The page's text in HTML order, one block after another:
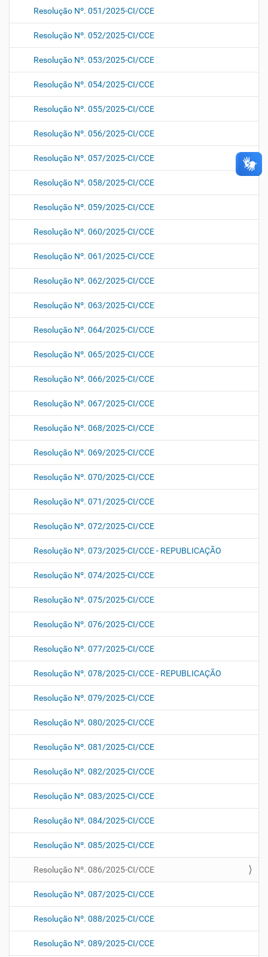
Resolução Nº. 051/2025-CI/CCE
Resolução Nº. 052/2025-CI/CCE
Resolução Nº. 053/2025-CI/CCE
Resolução Nº. 054/2025-CI/CCE
Resolução Nº. 055/2025-CI/CCE
Resolução Nº. 056/2025-CI/CCE
Resolução Nº. 057/2025-CI/CCE
Resolução Nº. 058/2025-CI/CCE
Resolução Nº. 059/2025-CI/CCE
Resolução Nº. 060/2025-CI/CCE
Resolução Nº. 061/2025-CI/CCE
Resolução Nº. 062/2025-CI/CCE
Resolução Nº. 063/2025-CI/CCE
Resolução Nº. 064/2025-CI/CCE
Resolução Nº. 065/2025-CI/CCE
Resolução Nº. 066/2025-CI/CCE
Resolução Nº. 067/2025-CI/CCE
Resolução Nº. 068/2025-CI/CCE
Resolução Nº. 069/2025-CI/CCE
Resolução Nº. 070/2025-CI/CCE
Resolução Nº. 071/2025-CI/CCE
Resolução Nº. 072/2025-CI/CCE
Resolução Nº. 073/2025-CI/CCE - REPUBLICAÇÃO
Resolução Nº. 074/2025-CI/CCE
Resolução Nº. 075/2025-CI/CCE
Resolução Nº. 076/2025-CI/CCE
Resolução Nº. 077/2025-CI/CCE
Resolução Nº. 078/2025-CI/CCE - REPUBLICAÇÃO
Resolução Nº. 079/2025-CI/CCE
Resolução Nº. 080/2025-CI/CCE
Resolução Nº. 081/2025-CI/CCE
Resolução Nº. 082/2025-CI/CCE
Resolução Nº. 083/2025-CI/CCE
Resolução Nº. 084/2025-CI/CCE
Resolução Nº. 085/2025-CI/CCE
Resolução Nº. 086/2025-CI/CCE
Resolução Nº. 087/2025-CI/CCE
Resolução Nº. 088/2025-CI/CCE
Resolução Nº. 089/2025-CI/CCE